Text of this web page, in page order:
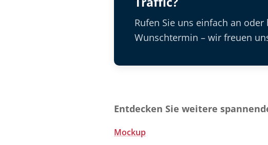
Rufen Sie uns einfach an oder
Wunschtermin – wir freuen
Entdecken Sie weitere
Mockup